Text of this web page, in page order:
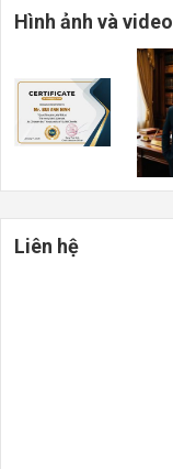
Hình ảnh và video
Liên hệ